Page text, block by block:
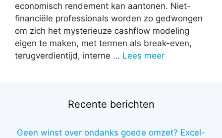
economisch rendement kan aantonen. Niet-
financiële professionals worden zo gedwongen
om zich het mysterieuze cashflow modeling
eigen te maken, met termen als break-even,
terugverdientijd, interne … Lees meer
Recente berichten
Geen winst over ondanks goede omzet? Excel-